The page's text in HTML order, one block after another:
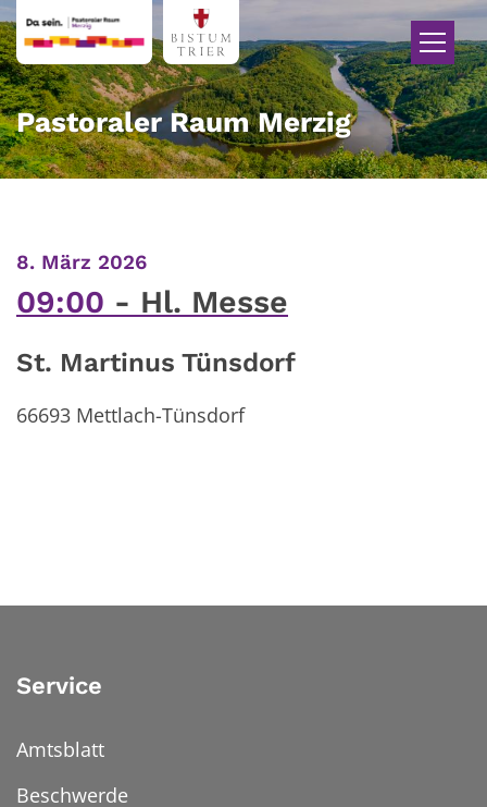
Zum Inhalt springen
Pastoraler Raum Merzig
8. März 2026:
09:00 Hl. Messe
St. Martinus Tünsdorf
66693 Mettlach-Tünsdorf
Service
Amtsblatt
Beschwerde